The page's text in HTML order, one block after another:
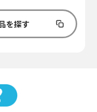
を探す